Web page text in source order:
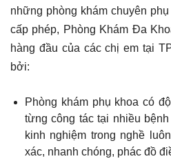
những phòng khám chuyên
cấp phép, Phòng Khám Đa
hàng đầu của các chị em tại
bởi:
Phòng khám phụ khoa có
từng công tác tại nhiều
kinh nghiệm trong nghề
xác, nhanh chóng, phác đồ